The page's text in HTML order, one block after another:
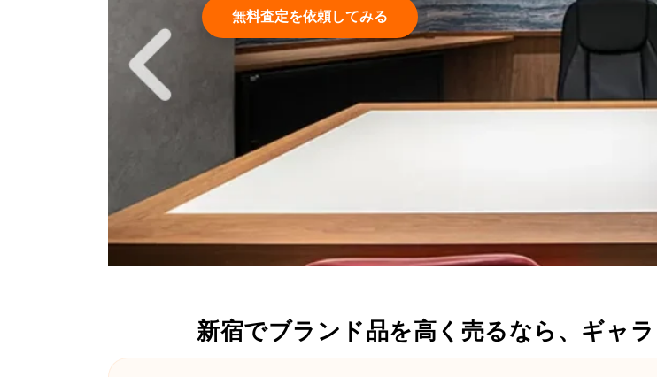
無料査定を依頼してみる
新宿でブランド品を高く売るなら、ギャ